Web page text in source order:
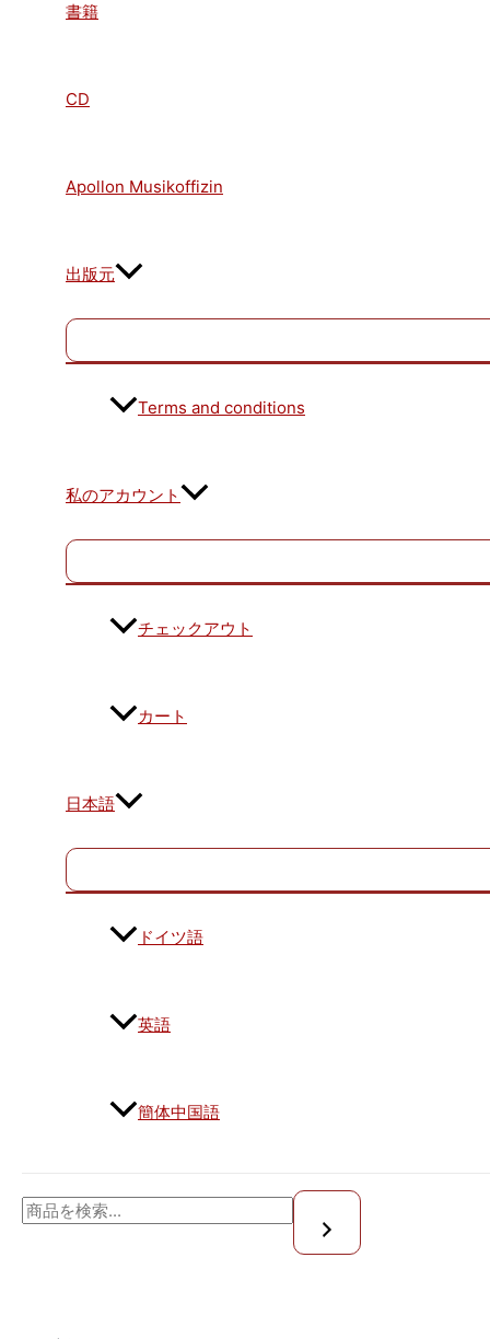
書籍
CD
Apollon Musikoffizin
出版元
Terms and conditions
私のアカウント
チェックアウト
カート
日本語
ドイツ語
英語
簡体中国語